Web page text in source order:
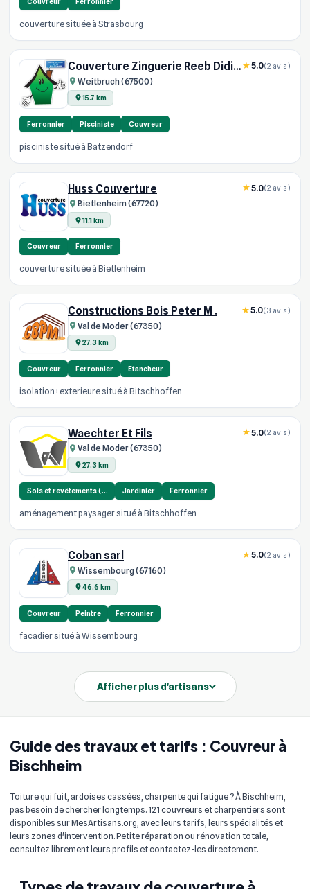
Guide des travaux et tarifs : Couvreur à
Bischheim
Toiture qui fuit, ardoises cassées, charpente qui fatigue ? À Bischheim,
pas besoin de chercher longtemps. 121 couvreurs et charpentiers sont
disponibles sur MesArtisans.org, avec leurs tarifs, leurs spécialités et
leurs zones d'intervention. Petite réparation ou rénovation totale,
consultez librement leurs profils et contactez-les directement.
couverture située à Strasbourg
Couverture Zinguerie Reeb Didier
Weitbruch (67500)
15.7 km
5.0(2 avis)
Ferronnier Pisciniste Couvreur
pisciniste situé à Batzendorf
Huss Couverture
Bietlenheim (67720)
11.1 km
5.0(2 avis)
Couvreur Ferronnier
couverture située à Bietlenheim
Constructions Bois Peter M .
Val de Moder (67350)
27.3 km
5.0(3 avis)
Couvreur Ferronnier Etancheur
isolation+exterieure situé à Bitschhoffen
Waechter Et Fils
Val de Moder (67350)
27.3 km
5.0(2 avis)
Sols et revêtements (… Jardinier Ferronnier
aménagement paysager situé à Bitschhoffen
Coban sarl
Wissembourg (67160)
46.6 km
5.0(2 avis)
Couvreur Peintre Ferronnier
facadier situé à Wissembourg
Afficher plus d'artisans